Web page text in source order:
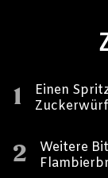
1
Einen
2
Weitere